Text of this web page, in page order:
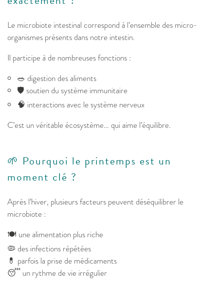
Le microbiote intestinal correspond à l’ensemble des micro-
organismes présents dans notre intestin.
Il participe à de nombreuses fonctions :
🥗 digestion des aliments
🛡️ soutien du système immunitaire
🧠 interactions avec le système nerveux
C’est un véritable écosystème… qui aime l’équilibre.
🌱 Pourquoi le printemps est un
moment clé ?
Après l’hiver, plusieurs facteurs peuvent déséquilibrer le
microbiote :
🍽️ une alimentation plus riche
🦠 des infections répétées
💊 parfois la prise de médicaments
😴 un rythme de vie irrégulier